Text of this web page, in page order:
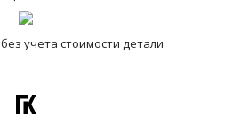
учета стоимости детали